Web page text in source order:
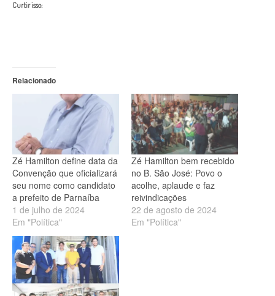
Curtir isso:
Relacionado
Zé Hamilton define data da
Convenção que oficializará
seu nome como candidato
a prefeito de Parnaíba
1 de julho de 2024
Em "Política"
Zé Hamilton bem recebido
no B. São José: Povo o
acolhe, aplaude e faz
reivindicações
22 de agosto de 2024
Em "Política"